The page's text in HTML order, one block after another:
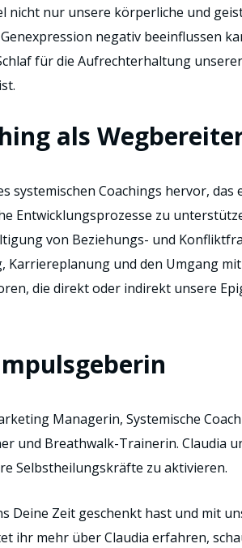
nicht nur unsere körperliche und
negativ beeinflussen
für die Aufrechterhaltung
als
systemischen Coachings hervor, das
Entwicklungsprozesse zu
von Beziehungs- und
Karriereplanung und den Umgang mit
die direkt oder indirekt unsere
Managerin, Systemische
und Breathwalk-Trainerin. Claudia
Selbstheilungskräfte zu aktivieren.
Deine Zeit geschenkt hast und mit
ihr mehr über Claudia erfahren,